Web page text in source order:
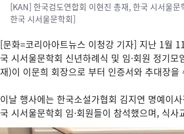
[KAN] 한국검도연합회 이현진 총재, 한국 시서울
한국 시서울문학회]
[문화=코리아아트뉴스 이청강 기자] 지난 1월
국 시서울문학회 신년하례식 및 임·회원 정기
재)이 이문희 회장으로 부터 인증서와 추대장
이날 행사에는 한국소설가협회 김지연 명예이
국 시서울문학회 임·회원들이 참석했으며, 식